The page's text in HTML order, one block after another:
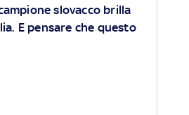
slovacco brilla
E pensare che questo